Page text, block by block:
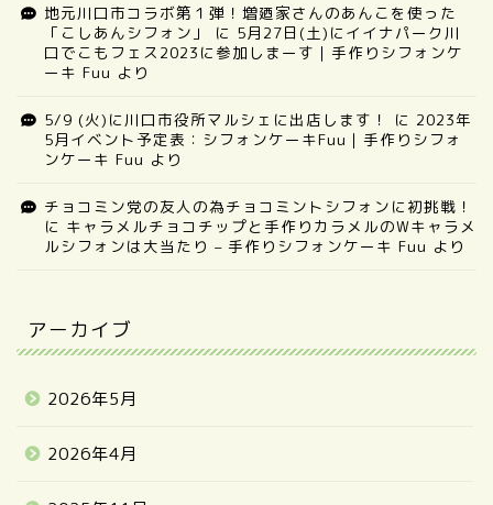
地元川口市コラボ第１弾！増廼家さんのあんこを使った
「こしあんシフォン」
に 5月27日(土)にイイナパーク川
口でこもフェス2023に参加しまーす｜手作りシフォンケ
ーキ Fuu より
5/9 (火)に川口市役所マルシェに出店します！ に 2023年
5月イベント予定表：シフォンケーキFuu｜手作りシフォ
ンケーキ Fuu より
チョコミン党の友人の為チョコミントシフォンに初挑戦！
に キャラメルチョコチップと手作りカラメルのWキャラメ
ルシフォンは大当たり – 手作りシフォンケーキ Fuu より
アーカイブ
2026年5月
2026年4月